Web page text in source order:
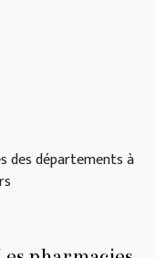
des départements à